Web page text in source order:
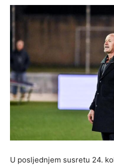
U posljednjem susretu 24.